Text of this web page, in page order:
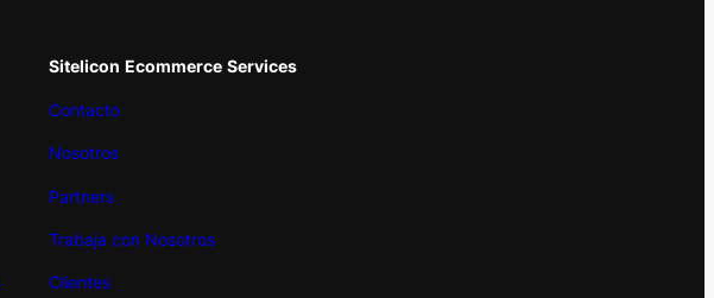
Sitelicon Ecommerce Services
Contacto
Nosotros
Partners
Trabaja con Nosotros
Clientes